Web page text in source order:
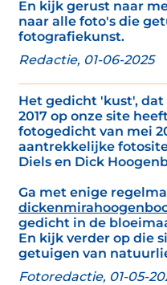
En kijk gerust naar
naar alle foto's die
fotografiekunst.
Redactie, 01-06-2025
Het gedicht 'kust',
2017 op onze site
fotogedicht van mei
aantrekkelijke
Diels en Dick
Ga met enige
gedicht in de
En kijk verder op die
getuigen van
Fotoredactie, 01-05-